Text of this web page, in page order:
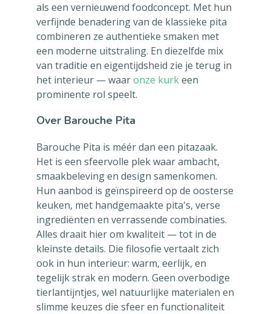
als een vernieuwend foodconcept. Met hun
verfijnde benadering van de klassieke pita
combineren ze authentieke smaken met
een moderne uitstraling. En diezelfde mix
van traditie en eigentijdsheid zie je terug in
het interieur — waaronze kurkeen
prominente rol speelt.
Over Barouche Pita
Barouche Pita is méér dan een pitazaak.
Het is een sfeervolle plek waar ambacht,
smaakbeleving en design samenkomen.
Hun aanbod is geïnspireerd op de oosterse
keuken, met handgemaakte pita's, verse
ingrediënten en verrassende combinaties.
Alles draait hier om kwaliteit — tot in de
kleinste details. Die filosofie vertaalt zich
ook in hun interieur: warm, eerlijk, en
tegelijk strak en modern. Geen overbodige
tierlantijntjes, wel natuurlijke materialen en
slimme keuzes die sfeer en functionaliteit